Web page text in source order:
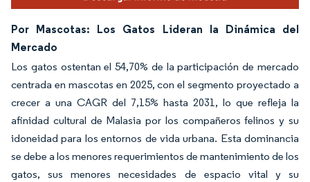
Por Mascotas: Los Gatos Lideran la Dinámica del
Mercado
Los gatos ostentan el 54,70% de la participación de mercado
centrada en mascotas en 2025, con el segmento proyectado a
crecer a una CAGR del 7,15% hasta 2031, lo que refleja la
afinidad cultural de Malasia por los compañeros felinos y su
idoneidad para los entornos de vida urbana. Esta dominancia
se debe a los menores requerimientos de mantenimiento de los
gatos, sus menores necesidades de espacio vital y su